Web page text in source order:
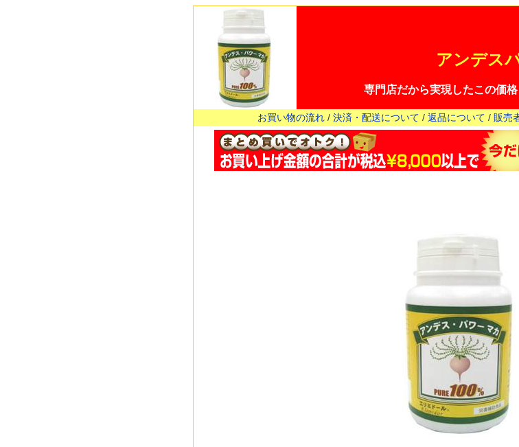
アンデス
専門店だから実現したこの価
お買い物の流れ / 決済・配送について / 返品について / 販売